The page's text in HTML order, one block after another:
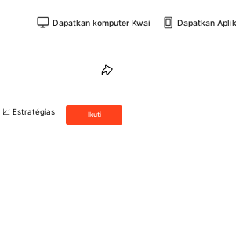
Dapatkan komputer Kwai Dapatkan
Estratégias
Ikuti